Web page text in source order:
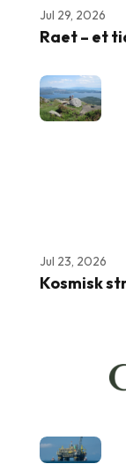
Jul 29, 2026
Raet – et
Jul 23, 2026
Kosmisk